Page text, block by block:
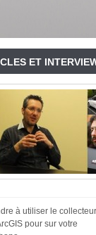
ET
à utiliser le collecteur
pour sur votre